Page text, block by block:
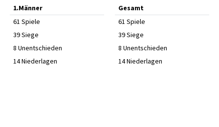
1.Männer
61 Spiele
39 Siege
8 Unentschieden
14 Niederlagen
Gesamt
61 Spiele
39 Siege
8 Unentschieden
14 Niederlagen